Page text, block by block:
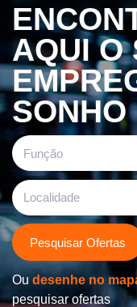
AQUI O
SONHO
Localidade
Pesquisar Ofertas
Ou desenhe no
pesquisar ofertas